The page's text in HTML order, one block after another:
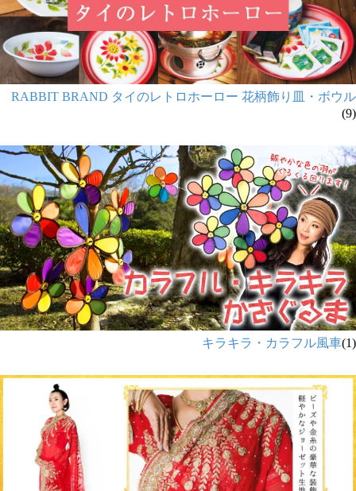
RABBIT BRAND タイのレトロホーロー 花柄飾り皿・ボウル
(9)
キラキラ・カラフル風車(1)